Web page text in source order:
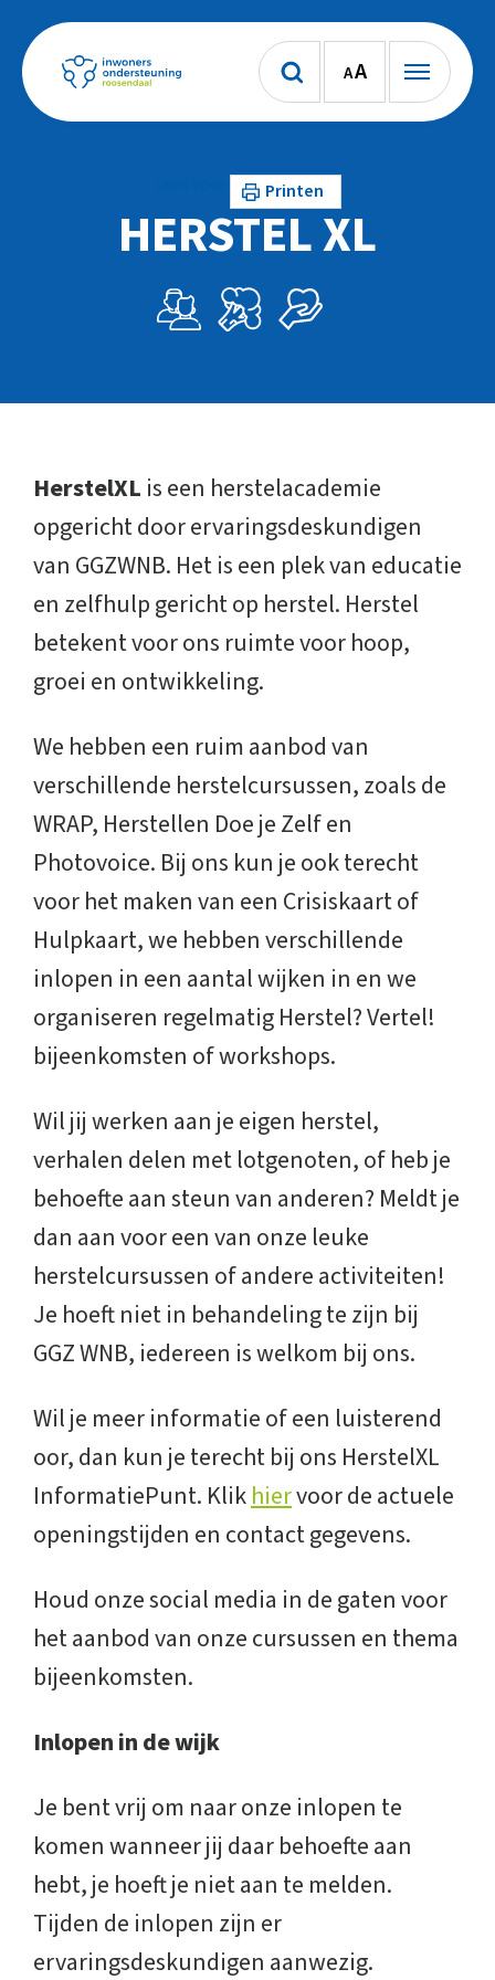
AA
Printen
HERSTEL XL
HerstelXL is een herstelacademie
opgericht door ervaringsdeskundigen
van GGZWNB. Het is een plek van educatie
en zelfhulp gericht op herstel. Herstel
betekent voor ons ruimte voor hoop,
groei en ontwikkeling.
We hebben een ruim aanbod van
verschillende herstelcursussen, zoals de
WRAP, Herstellen Doe je Zelf en
Photovoice. Bij ons kun je ook terecht
voor het maken van een Crisiskaart of
Hulpkaart, we hebben verschillende
inlopen in een aantal wijken in en we
organiseren regelmatig Herstel? Vertel!
bijeenkomsten of workshops.
Wil jij werken aan je eigen herstel,
verhalen delen met lotgenoten, of heb je
behoefte aan steun van anderen? Meldt je
dan aan voor een van onze leuke
herstelcursussen of andere activiteiten!
Je hoeft niet in behandeling te zijn bij
GGZ WNB, iedereen is welkom bij ons.
Wil je meer informatie of een luisterend
oor, dan kun je terecht bij ons HerstelXL
InformatiePunt. Klikhiervoor de actuele
openingstijden en contact gegevens.
Houd onze social media in de gaten voor
het aanbod van onze cursussen en thema
bijeenkomsten.
Inlopen in de wijk
Je bent vrij om naar onze inlopen te
komen wanneer jij daar behoefte aan
hebt, je hoeft je niet aan te melden.
Tijden de inlopen zijn er
ervaringsdeskundigen aanwezig.